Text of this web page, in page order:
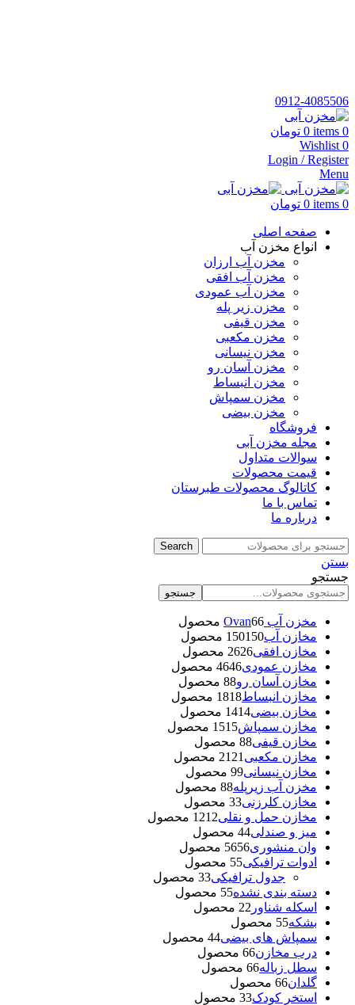
0912-4085506
0
items
0 تومان
0
Wishlist
Login / Register
Menu
0
items
0 تومان
صفحه اصلی
انواع مخزن آب
مخزن آب ارزان
مخزن آب افقی
مخزن آب عمودی
مخزن زیر پله
مخزن قیفی
مخزن مکعبی
مخزن نیسانی
مخزن آسان رو
مخزن انبساط
مخزن سمپاش
مخزن بیضی
فروشگاه
مجله مخزن آبی
سوالات متداول
قیمت محصولات
کاتالوگ محصولات طبرستان
تماس با ما
درباره ما
Search
بستن
جستجو
جستجو
مخزن آب Ovan 66 محصول
مخازن آب
150150 محصول
مخازن افقی
2626 محصول
مخازن عمودی
4646 محصول
مخازن آسان رو 88 محصول
مخازن انبساط
1818 محصول
مخازن بیضی
1414 محصول
مخازن سمپاش
1515 محصول
مخازن قیفی 88 محصول
مخازن مکعبی
21 21 محصول
مخازن نیسانی 99 محصول
مخزن آب زیرپله 88 محصول
مخازن کلرزنی 33 محصول
مخازن حمل و نقلی
1212 محصول
میز و صندلی 44 محصول
وان منشوری
5656 محصول
ادوات ترافیکی 55 محصول
جدول ترافیکی 33 محصول
دسته بندی نشده 55 محصول
اسکله شناور
22 محصول
بشکه 55 محصول
سمپاش های بیضی 44 محصول
درب مخازن 66 محصول
سطل زباله 66 محصول
گلدان 66 محصول
استخر کودک 33 محصول